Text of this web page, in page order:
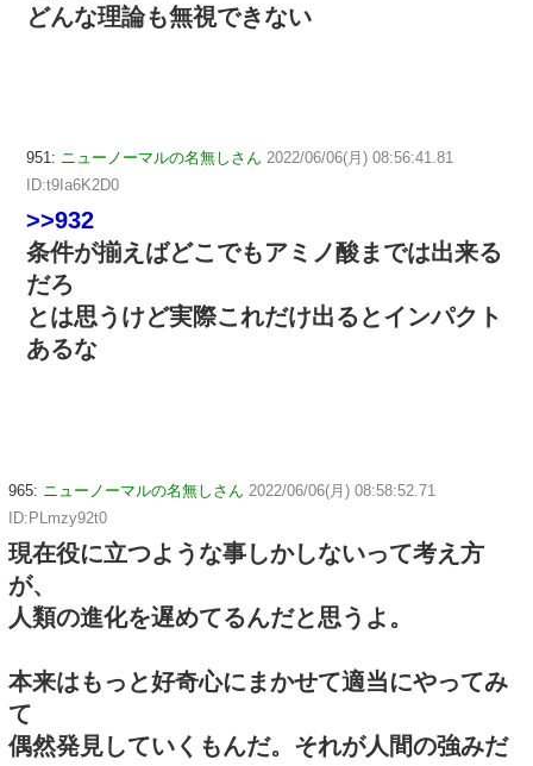
どんな理論も無視できない
951: ニューノーマルの名無しさん 2022/06/06(月) 08:56:41.81
ID:t9Ia6K2D0
>>932
条件が揃えばどこでもアミノ酸までは出来る
だろ
とは思うけど実際これだけ出るとインパクト
あるな
965: ニューノーマルの名無しさん 2022/06/06(月) 08:58:52.71
ID:PLmzy92t0
現在役に立つような事しかしないって考え方
が、
人類の進化を遅めてるんだと思うよ。
本来はもっと好奇心にまかせて適当にやってみ
て
偶然発見していくもんだ。それが人間の強みだ